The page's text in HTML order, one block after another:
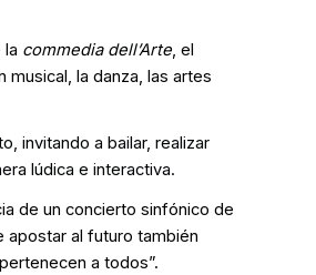
la commedia dell’Arte, el
la danza, las artes
invitando a bailar, realizar
lúdica e interactiva.
de un concierto sinfónico de
apostar al futuro también
a todos”.